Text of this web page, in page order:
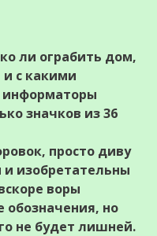
ли ограбить дом,
с какими
информаторы
значков из 36
просто диву
изобретательны
воры
но
не будет лишней.